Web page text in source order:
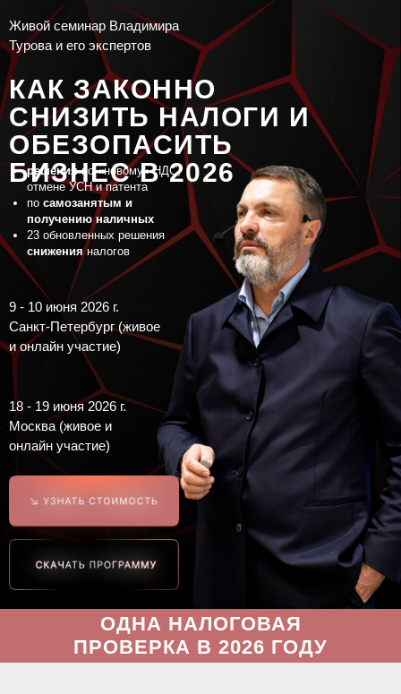
Живой семинар Владимира
Турова и его экспертов
КАК ЗАКОННО
СНИЗИТЬ НАЛОГИ И
ОБЕЗОПАСИТЬ
БИЗНЕС В 2026
решенияпо «новому» НДС,
отмене УСН и патента
по самозанятым и
получению наличных
23 обновленных решения
сниженияналогов
9 - 10 июня 2026 г.
Санкт-Петербург (живое
и онлайн участие)
18 - 19 июня 2026 г.
Москва (живое и
онлайн участие)
ОДНА НАЛОГОВАЯ
ПРОВЕРКА В 2026 ГОДУ
СТОИТ ГОРАЗДО ДОРОЖЕ